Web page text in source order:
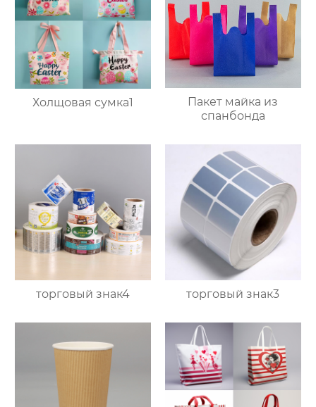
Холщовая сумка1
Пакет майка из
спанбонда
торговый знак4 торговый знак3